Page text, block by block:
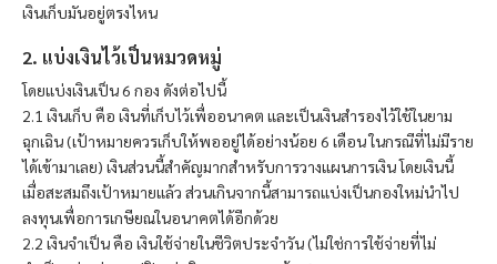
เงินเก็บมันอยู่ตรงไหน
2. แบ่งเงินไว้เป็นหมวดหมู่
โดยแบ่งเงินเป็น 6 กอง ดังต่อไปนี้
2.1 เงินเก็บ คือ เงินที่เก็บไว้เพื่ออนาคต และเป็นเงินสำรองไว้ใช้ในยาม
ฉุกเฉิน (เป้าหมายควรเก็บให้พออยู่ได้อย่างน้อย 6 เดือน ในกรณีที่ไม่มีราย
ได้เข้ามาเลย) เงินส่วนนี้สำคัญมากสำหรับการวางแผนการเงิน โดยเงินนี้
เมื่อสะสมถึงเป้าหมายแล้ว ส่วนเกินจากนี้สามารถแบ่งเป็นกองใหม่นำไป
ลงทุนเพื่อการเกษียณในอนาคตได้อีกด้วย
2.2 เงินจำเป็น คือ เงินใช้จ่ายในชีวิตประจำวัน (ไม่ใช่การใช้จ่ายที่ไม่